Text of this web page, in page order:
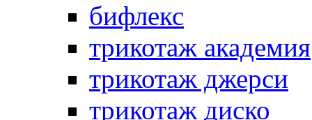
бифлекс
трикотаж академия
трикотаж джерси
трикотаж диско